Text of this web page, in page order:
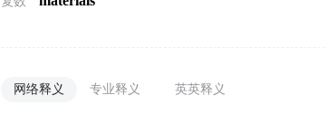
网络释义 专业释义 英英释义